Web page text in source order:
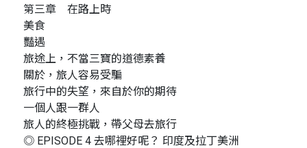
第三章 在路上時
美食
豔遇
旅途上，不當三寶的道德素養
關於，旅人容易受騙
旅行中的失望，來自於你的期待
一個人跟一群人
旅人的終極挑戰，帶父母去旅行
◎ EPISODE 4 去哪裡好呢？ 印度及拉丁美洲